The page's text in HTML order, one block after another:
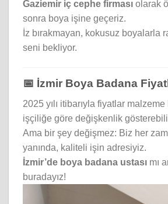
Gaziemir iç cephe firması olarak
sonra boya işine geçeriz.
İz bırakmayan, kokusuz boyalarla
seni bekliyor.
📅 İzmir Boya Badana
2025 yılı itibarıyla fiyatlar
işçiliğe göre değişkenlik
Ama bir şey değişmez: Biz her
yanında, kaliteli işin adresiyiz.
İzmir’de boya badana ustası mı
buradayız!